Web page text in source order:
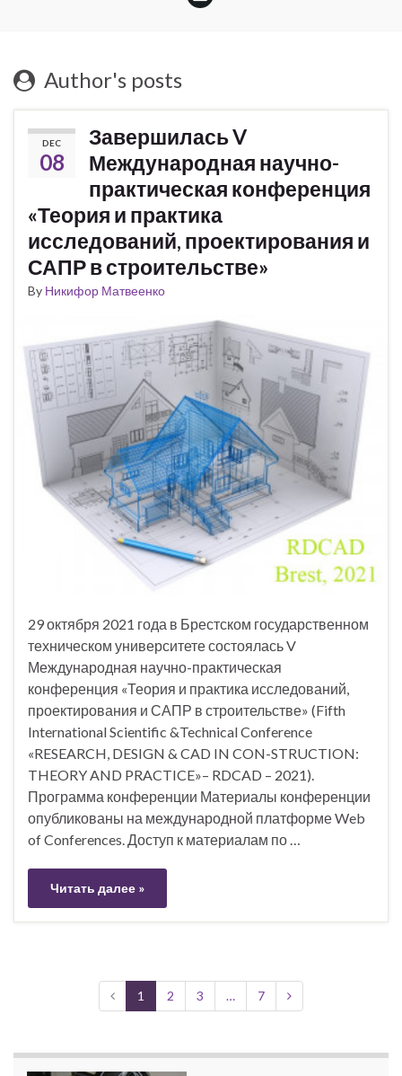
Author's posts
DEC
08
Завершилась V
Международная научно-
практическая конференция
«Теория и практика
исследований, проектирования и
САПР в строительстве»
By Никифор Матвеенко
29 октября 2021 года в Брестском государственном
техническом университете состоялась V
Международная научно-практическая
конференция «Теория и практика исследований,
проектирования и САПР в строительстве» (Fifth
International Scientific &Technical Conference
«RESEARCH, DESIGN & CAD IN CON-STRUCTION:
THEORY AND PRACTICE»– RDCAD – 2021).
Программа конференции Материалы конференции
опубликованы на международной платформе Web
of Conferences. Доступ к материалам по …
Читать далее »
1 2 3 … 7